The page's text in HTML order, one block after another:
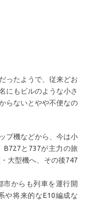
ったようで、従来どお
にもビルのような小さ
らないとやや不便なの
プ機などから、今は小
B727と737が主力の旅
大型機へ、その後747
市からも列車を運行開
や将来的なE10編成な